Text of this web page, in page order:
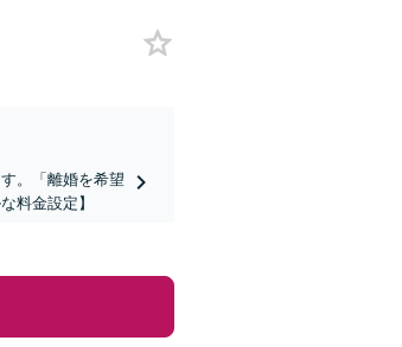
。「離婚を希望
料金設定】